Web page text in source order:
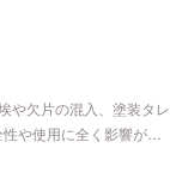
や欠片の混入、塗装タレ
や使用に全く影響が…